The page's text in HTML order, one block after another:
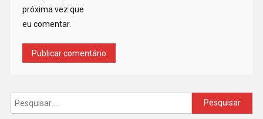
próxima vez que
eu comentar.
Pesquisar
por: